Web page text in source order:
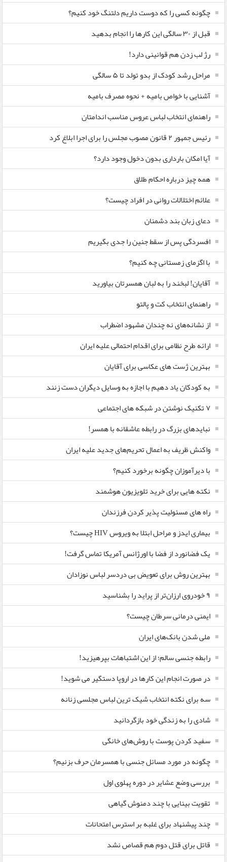
چگونه کسی را که دوست داریم دلتنگ خود کنیم؟
قبل از ۳۰ سالگی این کارها را انجام بدهید
رژ لب زدن هم قوانینی دارد!
مراحل رشد کودک از بدو تولد تا ۵ سالگی
آشنایی با خواص بامیه + نحوه مصرف بامیه
راهنمای انتخاب لباس عروس مناسب اندامتان
رئیس جمهور ۲ قانون مصوب مجلس را برای اجرا ابلاغ کرد
آیا امکان بارداری بدون دخول وجود دارد؟
همه چیز درباره احکام طلاق
علائم اختلالات روانی در افراد چیست؟
دعای زبان بند دشمنان
افسردگی پس از سقط جنین را جدی بگیریم
با اگزمای زمستانی چه کنیم؟
آقایان! لبخند را به لبان همسرتان بیاورید
راهنمای انتخاب کت و پالتو
از نشانه‌های نه چندان مشهود اضطراب
ارائه طرح نظامی برای اقدام احتمالی علیه ایران
بهترین ژست های عکاسی برای آقایان
به کودکان یاد دهیم با اجازه به وسایل دیگران دست زنند
۷ تکنیک نوشتن در شبکه های اجتماعی
نبایدهای بزرگ در رابطه عاشقانه با همسر!
واکنش ظریف به اعمال تحریم‌های جدید علیه ایران
با دیرآموزان چگونه برخورد کنیم؟
نکته هایی برای خرید تلویزیون هوشمند
راه های مسئولیت پذیر کردن فرزندان
بیماری ایدز و مراحل ابتلا به ویروس HIV چیست؟
یک فضانورد از فضا با اورژانس آمریکا تماس گرفت!
بهترین روش برای تعویض بی دردسر لباس نوزادان
٩ خودروی ارزان‌تر از پراید را بشناسید
ایمنی درمانی سرطان چیست؟
ملی شدن بانک‌های ایران
رابطه جنسی سالم؛ از این اشتباهات بپرهیزید!
در صورت انجام این کارها در اروپا دستگیر می شوید!
سه برای نکته انتخاب شیک ترین لباس مجلسی زنانه
شادی را به زندگی خود بازگردانید
سفید کردن پوست با روش‌های خانگی
چگونه در مورد مسائل جنسی با همسرمان حرف بزنیم؟
بررسی وضع عشایر در دوره پهلوی اول
تقویت بینایی با چند دمنوش گیاهی
چند پیشنهاد برای غلبه بر استرس امتحانات
قاتل برای قتل دوم هم قصاص نشد